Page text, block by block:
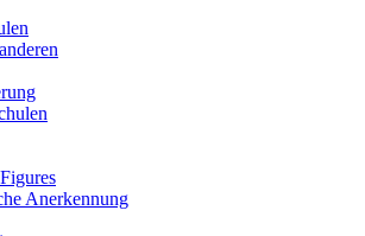
Anerkennung